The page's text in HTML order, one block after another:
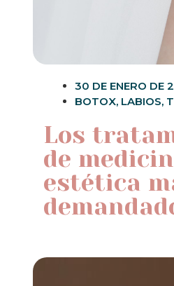
30 DE ENERO DE
BOTOX, LABIOS,
Los
de
estética